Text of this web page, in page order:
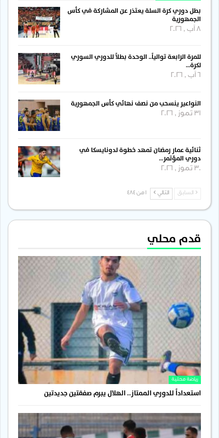
بطل دوري كرة السلة يعتذر عن المشاركة في كأس
الجمهورية
للمرة الرابعة توالياً.. الوحدة بطلاً للدوري السوري
لكرة…
النواعير ينسحب من نصف نهائي كأس الجمهورية
31 تموز , 2026
ثنائية عمار رمضان تمهد خطوة لدونايسكا في
دوري المؤتمر…
30 تموز , 2026
السابق التالي
قدم محلي
رياضة محلية
استعداداً للدوري الممتاز.. الهلال يبرم صفقتين جديدتين